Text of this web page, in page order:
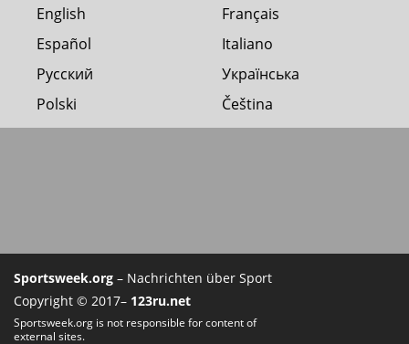
English
Français
Español
Italiano
Русский
Українська
Polski
Čeština
Sportsweek.org – Nachrichten über Sport
Copyright © 2017– 123ru.net
Sportsweek.org is not responsible for content of
external sites.